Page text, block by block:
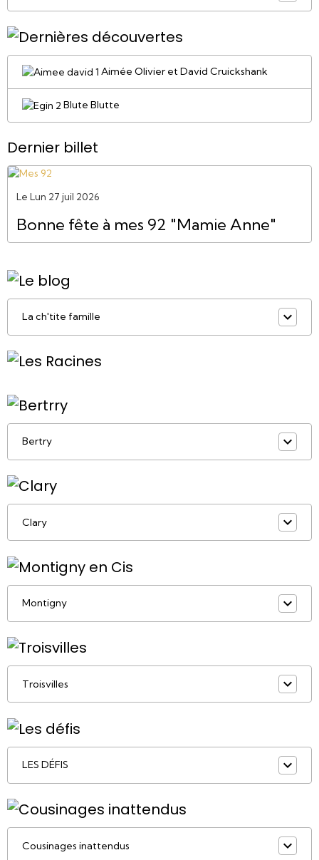
Aimée Olivier et David Cruickshank
Blute Blutte
Dernier billet
Le Lun 27 juil 2026
Bonne fête à mes 92 "Mamie Anne"
La ch'tite famille
Bertry
Clary
Montigny
Troisvilles
LES DÉFIS
Cousinages inattendus